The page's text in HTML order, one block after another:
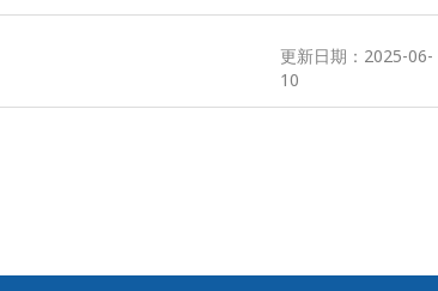
更新日期：2025-06-
10